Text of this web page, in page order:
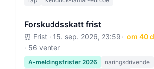
Forskuddsskatt frist
⏰ Frist · 15. sep. 2026, 23:59
om 40
· 56 venter
A-meldingsfrister 2026
naringsdrivende